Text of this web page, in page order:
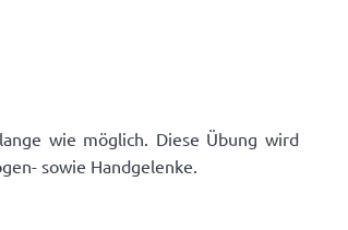
wie möglich. Diese Übung wird
sowie Handgelenke.